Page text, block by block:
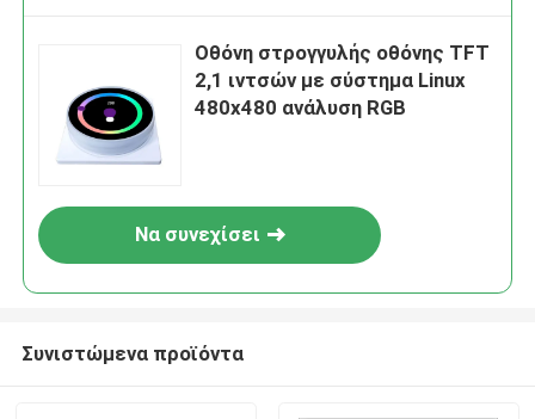
Οθόνη στρογγυλής οθόνης TFT
2,1 ιντσών με σύστημα Linux
480x480 ανάλυση RGB
Να συνεχίσει
Συνιστώμενα προϊόντα